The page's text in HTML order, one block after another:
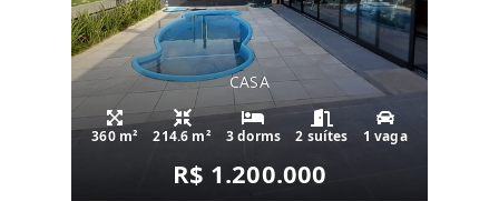
CASA
360 m² 214.6 m² 3 dorms 2 suítes 1 vaga
R$ 1.200.000